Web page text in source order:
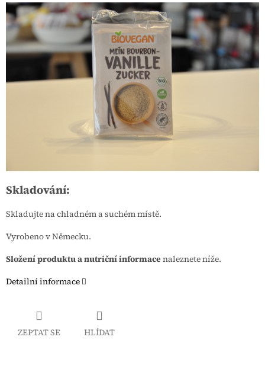
Skladování:
Skladujte na chladném a suchém místě.
Vyrobeno v Německu.
Složení produktu a nutriční informacenaleznete níže.
Detailní informace
ZEPTAT SE HLÍDAT